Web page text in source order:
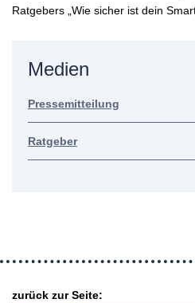
Ratgebers „Wie sicher ist dein
Medien
Pressemitteilung
Ratgeber
zurück zur Seite: